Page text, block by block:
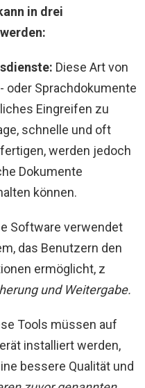
in drei
Diese Art von
oder Sprachdokumente
Eingreifen zu
schnelle und oft
werden jedoch
Dokumente
können.
Software verwendet
das Benutzern den
ermöglicht, z
und Weitergabe.
Tools müssen auf
installiert werden,
bessere Qualität und